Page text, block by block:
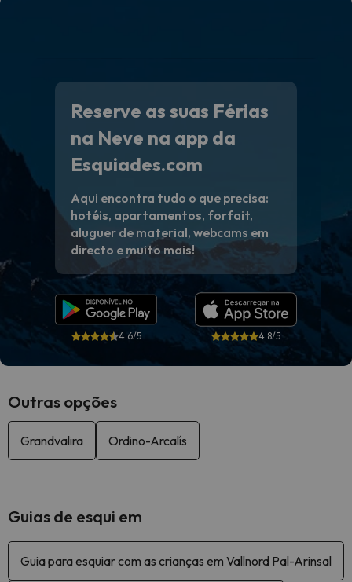
Reserve as suas Férias
na Neve na app da
Esquiades.com
Aqui encontra tudo o que precisa:
hotéis, apartamentos, forfait,
aluguer de material, webcams em
directo e muito mais!
4.6/5 4.8/5
Outras opções
Grandvalira Ordino-Arcalís
Guias de esqui em
Guia para esquiar com as crianças em Vallnord Pal-Arinsal